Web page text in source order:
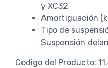
y XC32
Amortiguación
Tipo de
Suspensión
Codigo del Producto: